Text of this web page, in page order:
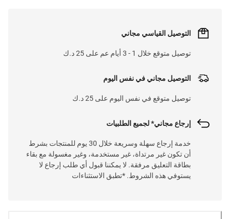
التوصيل القياسي مجاني
توصيل متوقع خلال 1 - 3 أيام عم على 25 د.ك
التوصيل مجاني في نفس اليوم
توصيل متوقع في نفس اليوم على 25 د.ك
إرجاع مجاني* لجميع الطلبيات
خدمة إرجاع سهلة وسريعة خلال 30 يوم للمنتجات بشرط
أن تكون غير مرتداة، غير مستخدمة، وغير مغسولة مع بقاء
بطاقة التعليق مرفقة. لا يمكننا قبول أي طلب إرجاع لا
يستوفي هذه الشروط. *تطبق الاستثناءات